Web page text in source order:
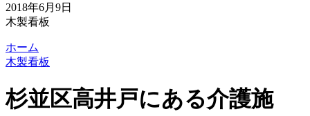
2018年6月9日
木製看板
ホーム
木製看板
杉並区高井戸にある介護施